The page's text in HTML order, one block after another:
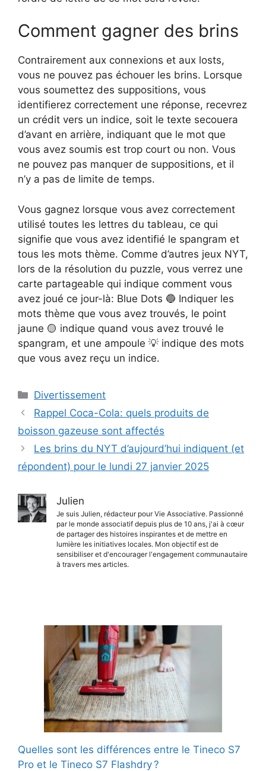
Comment gagner des brins
Contrairement aux connexions et aux losts,
vous ne pouvez pas échouer les brins. Lorsque
vous soumettez des suppositions, vous
identifierez correctement une réponse, recevrez
un crédit vers un indice, soit le texte secouera
d’avant en arrière, indiquant que le mot que
vous avez soumis est trop court ou non. Vous
ne pouvez pas manquer de suppositions, et il
n’y a pas de limite de temps.
Vous gagnez lorsque vous avez correctement
utilisé toutes les lettres du tableau, ce qui
signifie que vous avez identifié le spangram et
tous les mots thème. Comme d’autres jeux NYT,
lors de la résolution du puzzle, vous verrez une
carte partageable qui indique comment vous
avez joué ce jour-là: Blue Dots 🔵 Indiquer les
mots thème que vous avez trouvés, le point
jaune 🟡 indique quand vous avez trouvé le
spangram, et une ampoule 💡 indique des mots
que vous avez reçu un indice.
Catégories
Divertissement
Rappel Coca-Cola: quels produits de
boisson gazeuse sont affectés
Les brins du NYT d’aujourd’hui indiquent (et
répondent) pour le lundi 27 janvier 2025
Julien
Je suis Julien, rédacteur pour Vie Associative. Passionné
par le monde associatif depuis plus de 10 ans, j'ai à cœur
de partager des histoires inspirantes et de mettre en
lumière les initiatives locales. Mon objectif est de
sensibiliser et d'encourager l'engagement communautaire
à travers mes articles.
Quelles sont les différences entre le Tineco S7
Pro et le Tineco S7 Flashdry ?